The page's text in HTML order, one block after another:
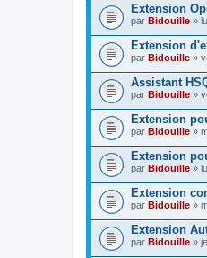
Extension
par Bidouille »
Extension
par Bidouille »
Assistant
par Bidouille »
Extension
par Bidouille »
Extension
par Bidouille »
Extension
par Bidouille »
Extension
par Bidouille »